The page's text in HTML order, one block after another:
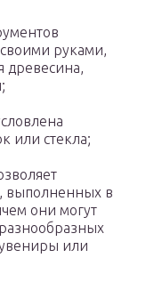
своими руками,
древесина,
или стекла;
выполненных в
они могут
или